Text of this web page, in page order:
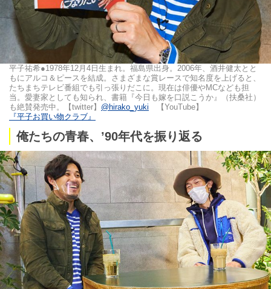
平子祐希●1978年12月4日生まれ。福島県出身。2006年、酒井健太とと
もにアルコ＆ピースを結成。さまざまな賞レースで知名度を上げると、
たちまちテレビ番組でも引っ張りだこに。現在は俳優やMCなども担
当。愛妻家としても知られ、書籍『今日も嫁を口説こうか』（扶桑社）
も絶賛発売中。【twitter】 @hirako_yuki 【YouTube】
『平子お買い物クラブ』
俺たちの青春、’90年代を振り返る